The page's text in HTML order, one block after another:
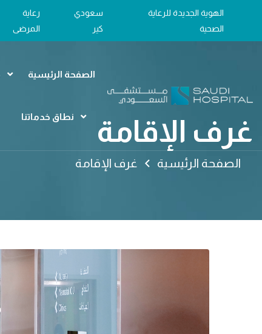
الهوية الجديدة للرعاية
الصحية
سعودي
كير
رعاية
المرضى
الصفحة الرئيسية
نطاق خدماتنا غرف الإقامة
الصفحة الرئيسية غرف الإقامة